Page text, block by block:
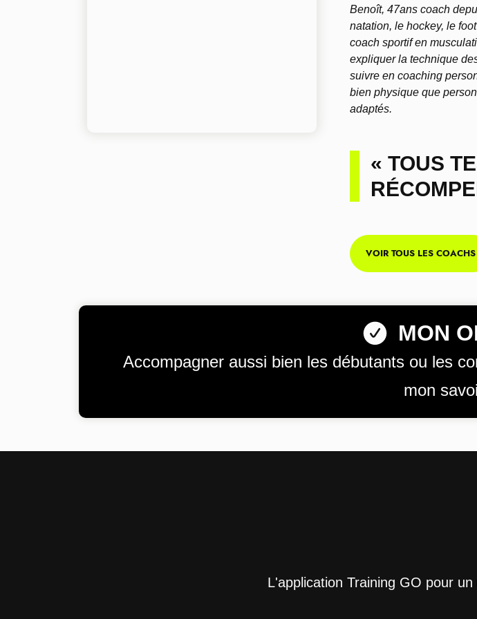
Benoît, 47ans coach
natation, le hockey, le
coach sportif en
expliquer la technique
suivre en coaching
bien physique que
adaptés.
« TOUS
VOIR TOUS LES COACHS
MON
Accompagner aussi bien les débutants ou les
mon
L'application Training GO pour